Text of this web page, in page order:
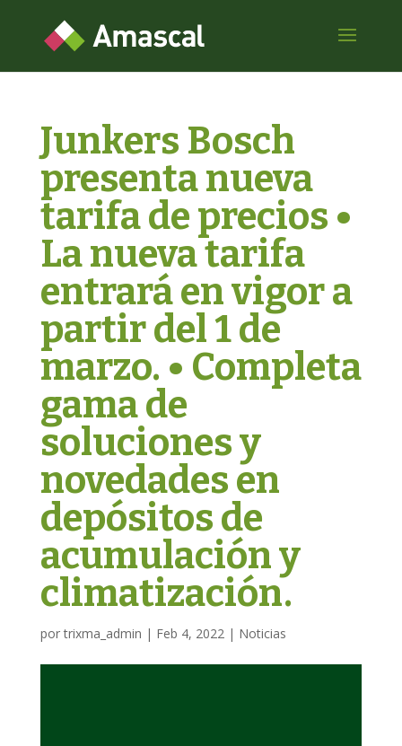
Junkers Bosch
presenta nueva
tarifa de precios •
La nueva tarifa
entrará en vigor a
partir del 1 de
marzo. • Completa
gama de
soluciones y
novedades en
depósitos de
acumulación y
climatización.
portrixma_admin | Feb 4, 2022| Noticias